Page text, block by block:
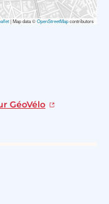
|Map data ©OpenStreetMapcontributors
GéoVélo